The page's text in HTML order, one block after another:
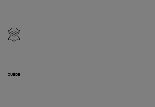
SUÈDE